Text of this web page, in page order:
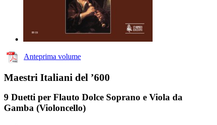
Anteprima volume
Maestri Italiani del ’600
9 Duetti per Flauto Dolce Soprano e Viola da
Gamba (Violoncello)